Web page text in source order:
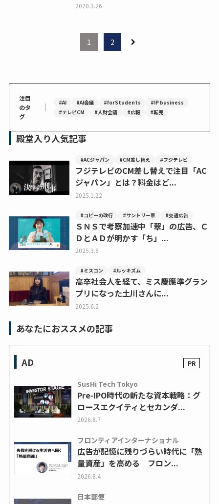
2020.3.26
1 2
注目
のタ
グ
｜ #AI #AI会議 #forStudents
#IP business
#テレビCM
#人財会議 #広報 #転売
殿堂入り人気記事
#ACジャパン #CM差し替え #フジテレビ
フジテレビのCM差し替えで注目「AC
ジャパン」とは？料金はど...
2025.1.22
#コピーの改行 #サントリー翠 #交通広告
ＳＮＳで考察加速中「翠」の広告、Ｃ
ＤとＡＤが明かす「ち」...
2025.3.6
#ミスコン #ルッキズム
高卒社会人を経て、ミス慶應準グラン
プリになった土川さんに...
2025.6.2
あなたにおススメの記事
AD
SusHi Tech Tokyo
Pre-IPO時代の新たな資本戦略：グ
ロースエクイティとセカンダ...
2026.8.7
フロンティアインターナショナル
広告が記憶に残りづらい時代に「熱
量資産」を高める フロン...
2026.8.4
日本郵便